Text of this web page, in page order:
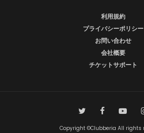
利用規約
プライバシーポリシー
お問い合わせ
会社概要
チケットサポート
Copyright ©Clubberia All rights